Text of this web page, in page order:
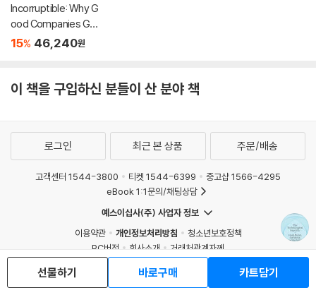
Incorruptible: Why G
ood Companies Go
Bad... and How Grea
15% 46,240원
이 책을 구입하신 분들이 산 분야 책
선물하기 바로구매 카트담기
로그인 최근 본 상품 주문/배송
고객센터 1544-3800 티켓 1544-6399
중고샵 1566-4295
eBook 1:1문의/채팅상담
예스이십사(주) 사업자 정보
이용약관
개인정보처리방침
청소년보호정책
PC버전
회사소개
거래처관계자께
Copyright © YES24 Corp. All Rights Reserved.